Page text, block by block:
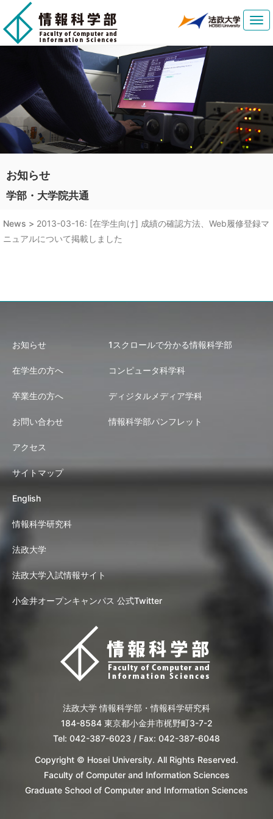
お知らせ
学部・大学院共通
News > 2013-03-16: [在学生向け] 成績の確認方法、Web履修登録マ
ニュアルについて掲載しました
お知らせ
在学生の方へ
卒業生の方へ
お問い合わせ
アクセス
サイトマップ
English
1スクロールで分かる情報科学部
コンピュータ科学科
ディジタルメディア学科
情報科学部パンフレット
情報科学研究科
法政大学
法政大学入試情報サイト
小金井オープンキャンパス 公式Twitter
法政大学 情報科学部・情報科学研究科
184-8584 東京都小金井市梶野町3-7-2
Tel: 042-387-6023 / Fax: 042-387-6048
Copyright © Hosei University. All Rights Reserved.
Faculty of Computer and Information Sciences
Graduate School of Computer and Information Sciences